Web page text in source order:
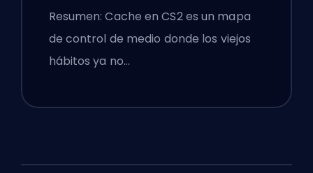
y Consejos Premier
Resumen: Cache en CS2 es un mapa
de control de medio donde los viejos
hábitos ya no…